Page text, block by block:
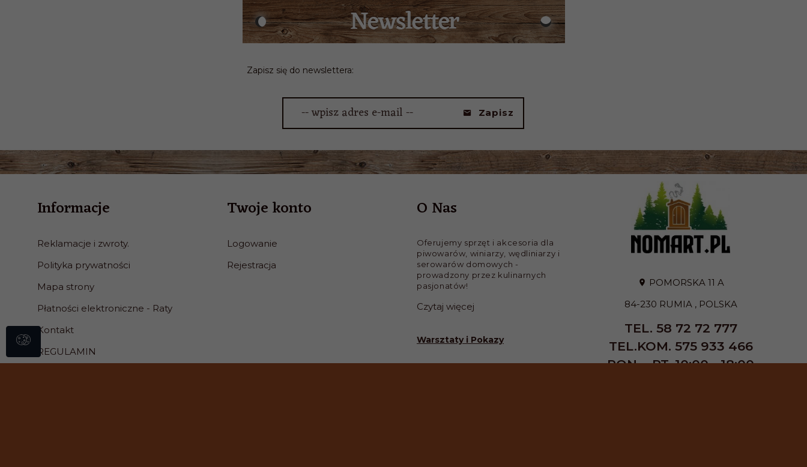
Zapisz się do newslettera:
-- wpisz adres e-mail -- Zapisz
Informacje
Reklamacje i zwroty.
Polityka prywatności
Mapa strony
Płatności elektroniczne - Raty
Kontakt
REGULAMIN
Twoje konto
Logowanie
Rejestracja
O Nas
Oferujemy sprzęt i akcesoria dla
piwowarów, winiarzy, wędliniarzy i
serowarów domowych -
prowadzony przez kulinarnych
pasjonatów!
Czytaj więcej
Warsztaty i Pokazy
POMORSKA 11 A
84-230 RUMIA , POLSKA
TEL. 58 72 72 777
TEL.KOM. 575 933 466
PON. - PT. 10:00 - 18:00